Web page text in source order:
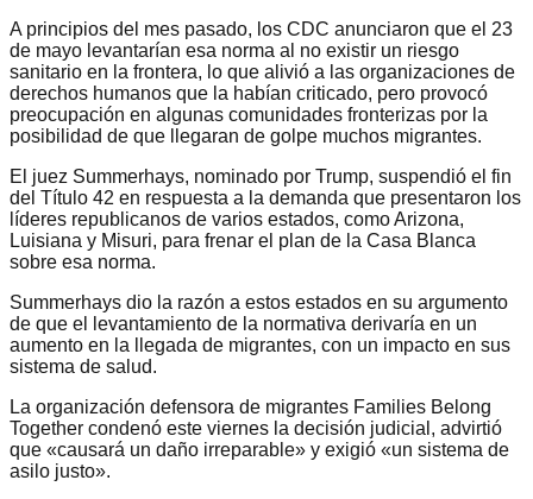
A principios del mes pasado, los CDC anunciaron que el 23
de mayo levantarían esa norma al no existir un riesgo
sanitario en la frontera, lo que alivió a las organizaciones de
derechos humanos que la habían criticado, pero provocó
preocupación en algunas comunidades fronterizas por la
posibilidad de que llegaran de golpe muchos migrantes.
El juez Summerhays, nominado por Trump, suspendió el fin
del Título 42 en respuesta a la demanda que presentaron los
líderes republicanos de varios estados, como Arizona,
Luisiana y Misuri, para frenar el plan de la Casa Blanca
sobre esa norma.
Summerhays dio la razón a estos estados en su argumento
de que el levantamiento de la normativa derivaría en un
aumento en la llegada de migrantes, con un impacto en sus
sistema de salud.
La organización defensora de migrantes Families Belong
Together condenó este viernes la decisión judicial, advirtió
que «causará un daño irreparable» y exigió «un sistema de
asilo justo».